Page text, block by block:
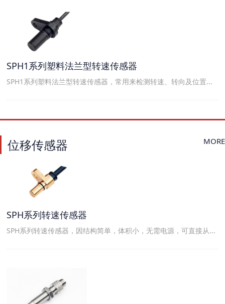
SPH1系列塑料法兰型转速传感器
SPH1系列塑料法兰型转速传感器，常用来检测转速、转向及位置...
位移传感器 MORE
SPH系列转速传感器
SPH系列转速传感器，因结构简单，体积小，无需电源，可直接从...